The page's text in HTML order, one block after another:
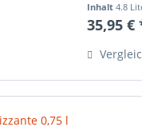
diesen
Inhalt4.8
35,95 €